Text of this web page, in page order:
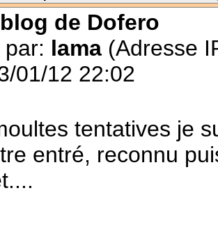
de Dofero
lama (Adresse
01/12 22:02
tentatives je
entré, reconnu